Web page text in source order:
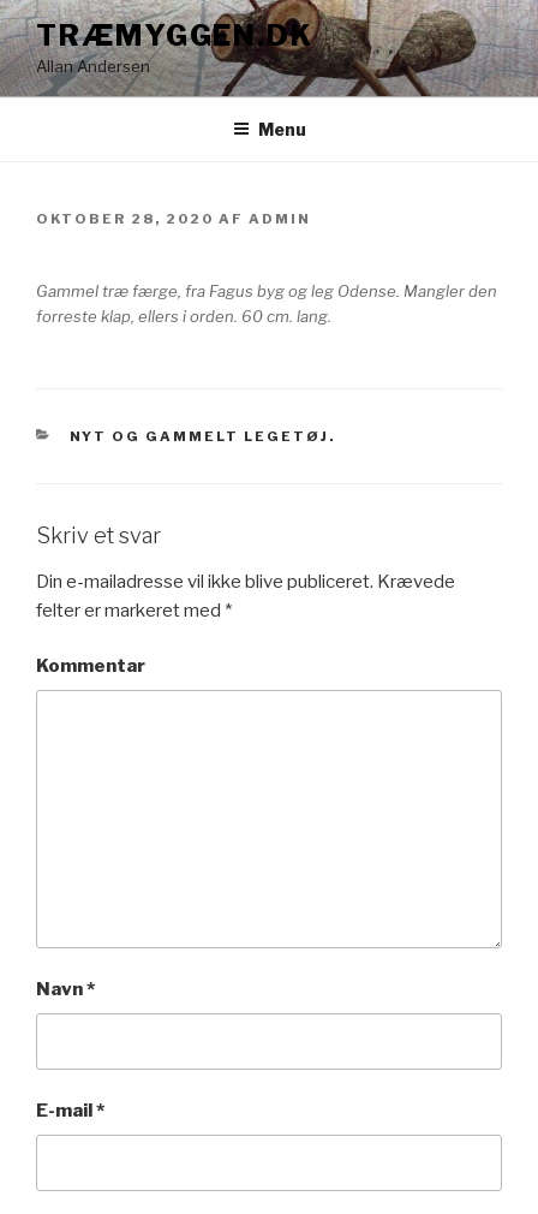
Videre
til
indhold
TRÆMYGGEN.DK
Allan Andersen
Menu
UDGIVET
OKTOBER 28, 2020 AF ADMIN
Gammel træ færge, fra Fagus byg og leg Odense. Mangler den
forreste klap, ellers i orden. 60 cm. lang.
KATEGORIER
NYT OG GAMMELT LEGETØJ.
Skriv et svar
Din e-mailadresse vil ikke blive publiceret. Krævede
felter er markeret med *
Kommentar
Navn*
E-mail*